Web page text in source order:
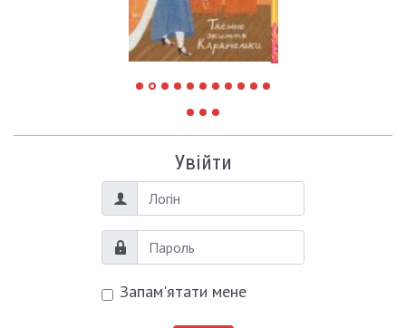
Увійти
Логін
Пароль
Запам'ятати мене